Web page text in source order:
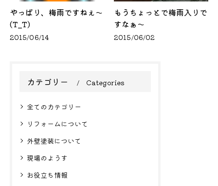
やっぱり、梅雨ですねぇ～
(T_T)
2015/06/14
もうちょっとで梅雨入りで
すなぁ～
2015/06/02
カテゴリー Categories
全てのカテゴリー
リフォームについて
外壁塗装について
現場のようす
お役立ち情報